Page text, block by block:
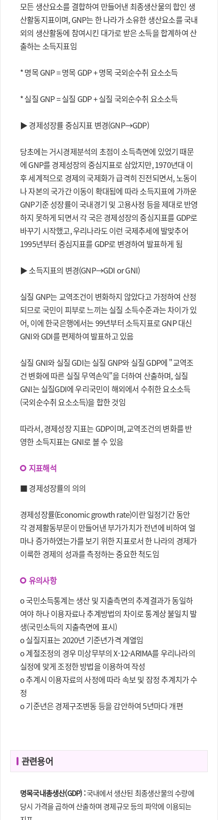
모든 생산요소를 결합하여 만들어낸 최종생산물의 합인 생
산활동지표이며, GNP는 한 나라가 소유한 생산요소를 국내
외의 생산활동에 참여시킨 대가로 받은 소득을 합계하여 산
출하는 소득지표임
* 명목 GNP = 명목 GDP + 명목 국외순수취 요소소득
* 실질 GNP = 실질 GDP + 실질 국외순수취 요소소득
▶ 경제성장률 중심지표 변경(GNP→GDP)
당초에는 거시경제분석의 초점이 소득측면에 있었기 때문
에 GNP를 경제성장의 중심지표로 삼았지만, 1970년대 이
후 세계적으로 경제의 국제화가 급격히 진전되면서, 노동이
나 자본의 국가간 이동이 확대됨에 따라 소득지표에 가까운
GNP기준 성장률이 국내경기 및 고용사정 등을 제대로 반영
하지 못하게 되면서 각 국은 경제성장의 중심지표를 GDP로
바꾸기 시작했고, 우리나라도 이런 국제추세에 발맞추어
1995년부터 중심지표를 GDP로 변경하여 발표하게 됨
▶ 소득지표의 변경(GNP→GDI or GNI)
실질 GNP는 교역조건이 변화하지 않았다고 가정하여 산정
되므로 국민이 피부로 느끼는 실질 소득수준과는 차이가 있
어, 이에 한국은행에서는 99년부터 소득지표로 GNP 대신
GNI와 GDI를 편제하여 발표하고 있음
실질 GNI와 실질 GDI는 실질 GNP와 실질 GDP에 "교역조
건 변화에 따른 실질 무역손익"을 더하여 산출하며, 실질
GNI는 실질GDI에 우리국민이 해외에서 수취한 요소소득
(국외순수취 요소소득)을 합한 것임
따라서, 경제성장 지표는 GDP이며, 교역조건의 변화를 반
영한 소득지표는 GNI로 볼 수 있음
지표해석
■ 경제성장률의 의의
경제성장률(Economic growth rate)이란 일정기간 동안
각 경제활동부문이 만들어낸 부가가치가 전년에 비하여 얼
마나 증가하였는가를 보기 위한 지표로서 한 나라의 경제가
이룩한 경제의 성과를 측정하는 중요한 척도임
유의사항
o 국민소득통계는 생산 및 지출측면의 추계결과가 동일하
여야 하나 이용자료나 추계방법의 차이로 통계상 불일치 발
생(국민소득의 지출측면에 표시)
o 실질지표는 2020년 기준년가격 계열임
o 계절조정의 경우 미상무부의 X-12-ARIMA를 우리나라의
실정에 맞게 조정한 방법을 이용하여 작성
o 추계시 이용자료의 사정에 따라 속보 및 잠정 추계치가 수
정
o 기준년은 경제구조변동 등을 감안하여 5년마다 개편
관련용어
명목국내총생산(GDP) :국내에서 생산된 최종생산물의 수량에
당시 가격을 곱하여 산출하며 경제규모 등의 파악에 이용되는